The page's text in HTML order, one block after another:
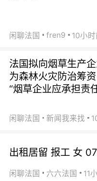
闲聊法国 fren9 10小时
法国拟向烟草生产企
为森林火灾防治筹
“烟草企业应承担责
闲聊法国 新闻我来找
出租居留 报工 女
闲聊法国 六六法国 11